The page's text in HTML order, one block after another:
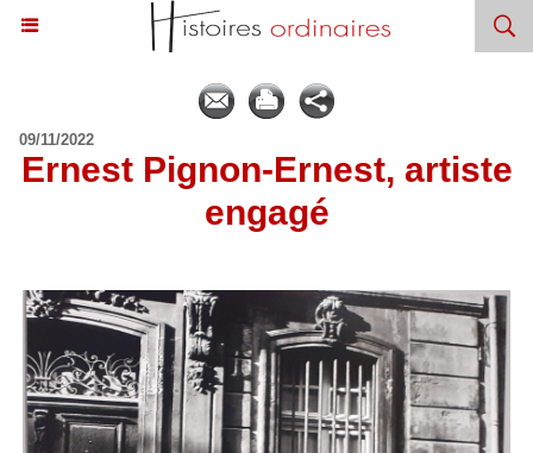
09/11/2022
Ernest Pignon-Ernest, artiste
engagé